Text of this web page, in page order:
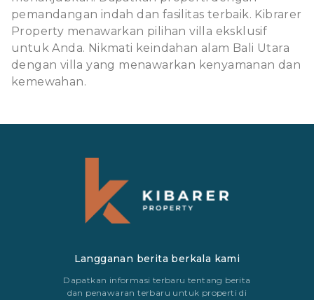
pemandangan indah dan fasilitas terbaik. Kibrarer
Property menawarkan pilihan villa eksklusif
untuk Anda. Nikmati keindahan alam Bali Utara
dengan villa yang menawarkan kenyamanan dan
kemewahan.
Langganan berita berkala kami
Dapatkan informasi terbaru tentang berita
dan penawaran terbaru untuk properti di